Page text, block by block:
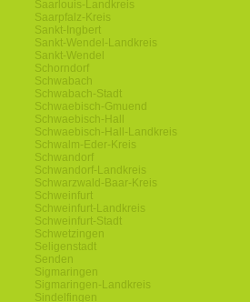
Saarlouis-Landkreis
Saarpfalz-Kreis
Sankt-Ingbert
Sankt-Wendel-Landkreis
Sankt-Wendel
Schorndorf
Schwabach
Schwabach-Stadt
Schwaebisch-Gmuend
Schwaebisch-Hall
Schwaebisch-Hall-Landkreis
Schwalm-Eder-Kreis
Schwandorf
Schwandorf-Landkreis
Schwarzwald-Baar-Kreis
Schweinfurt
Schweinfurt-Landkreis
Schweinfurt-Stadt
Schwetzingen
Seligenstadt
Senden
Sigmaringen
Sigmaringen-Landkreis
Sindelfingen